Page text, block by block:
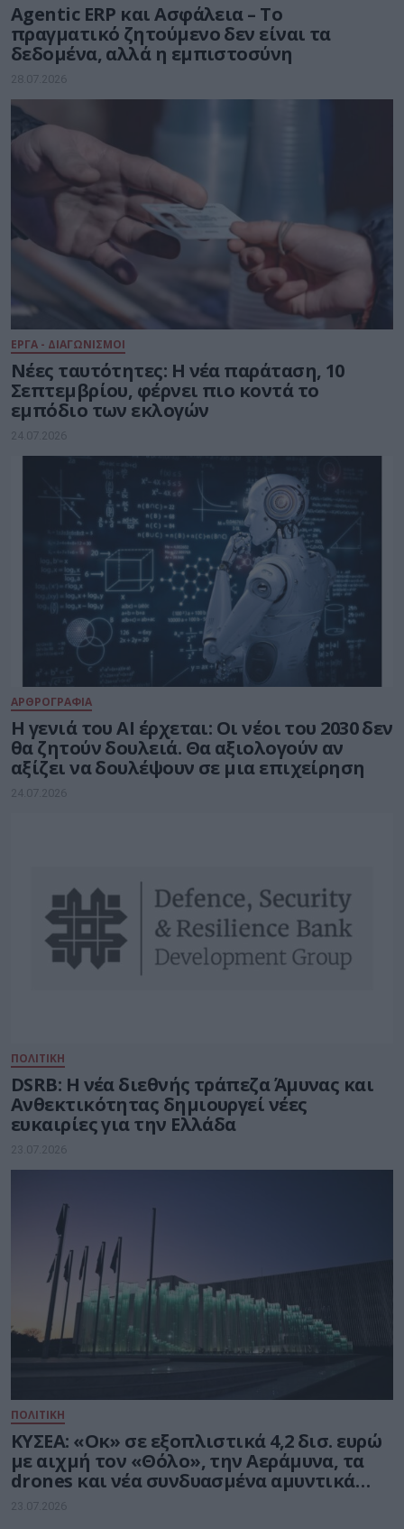
Agentic ERP και Ασφάλεια – Το
πραγματικό ζητούμενο δεν είναι τα
δεδομένα, αλλά η εμπιστοσύνη
28.07.2026
ΕΡΓΑ - ΔΙΑΓΩΝΙΣΜΟΙ
Νέες ταυτότητες: Η νέα παράταση, 10
Σεπτεμβρίου, φέρνει πιο κοντά το
εμπόδιο των εκλογών
24.07.2026
ΑΡΘΡΟΓΡΑΦΙΑ
Η γενιά του AI έρχεται: Οι νέοι του 2030 δεν
θα ζητούν δουλειά. Θα αξιολογούν αν
αξίζει να δουλέψουν σε μια επιχείρηση
24.07.2026
ΠΟΛΙΤΙΚΗ
DSRB: Η νέα διεθνής τράπεζα Άμυνας και
Ανθεκτικότητας δημιουργεί νέες
ευκαιρίες για την Ελλάδα
23.07.2026
ΠΟΛΙΤΙΚΗ
ΚΥΣΕΑ: «Οκ» σε εξοπλιστικά 4,2 δισ. ευρώ
με αιχμή τον «Θόλο», την Αεράμυνα, τα
drones και νέα συνδυασμένα αμυντικά
συστήματα
23.07.2026